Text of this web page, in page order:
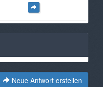
Neue Antwort erstellen